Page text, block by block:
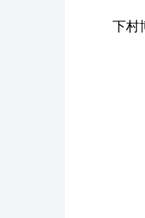
下村